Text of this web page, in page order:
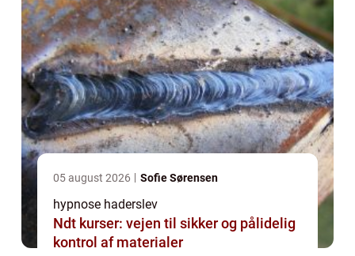
05 august 2026 Sofie Sørensen
hypnose haderslev
Ndt kurser: vejen til sikker og pålidelig
kontrol af materialer